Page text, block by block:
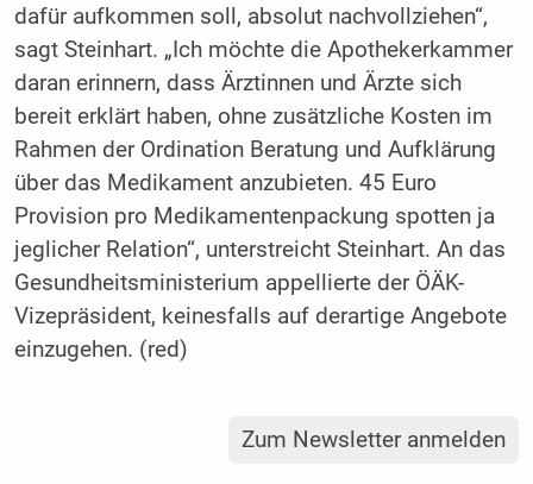
dafür aufkommen soll, absolut nachvollziehen“,
sagt Steinhart. „Ich möchte die Apothekerkammer
daran erinnern, dass Ärztinnen und Ärzte sich
bereit erklärt haben, ohne zusätzliche Kosten im
Rahmen der Ordination Beratung und Aufklärung
über das Medikament anzubieten. 45 Euro
Provision pro Medikamentenpackung spotten ja
jeglicher Relation“, unterstreicht Steinhart. An das
Gesundheitsministerium appellierte der ÖÄK-
Vizepräsident, keinesfalls auf derartige Angebote
einzugehen. (red)
Zum Newsletter anmelden